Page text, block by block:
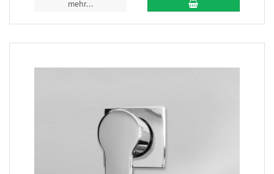
mehr...